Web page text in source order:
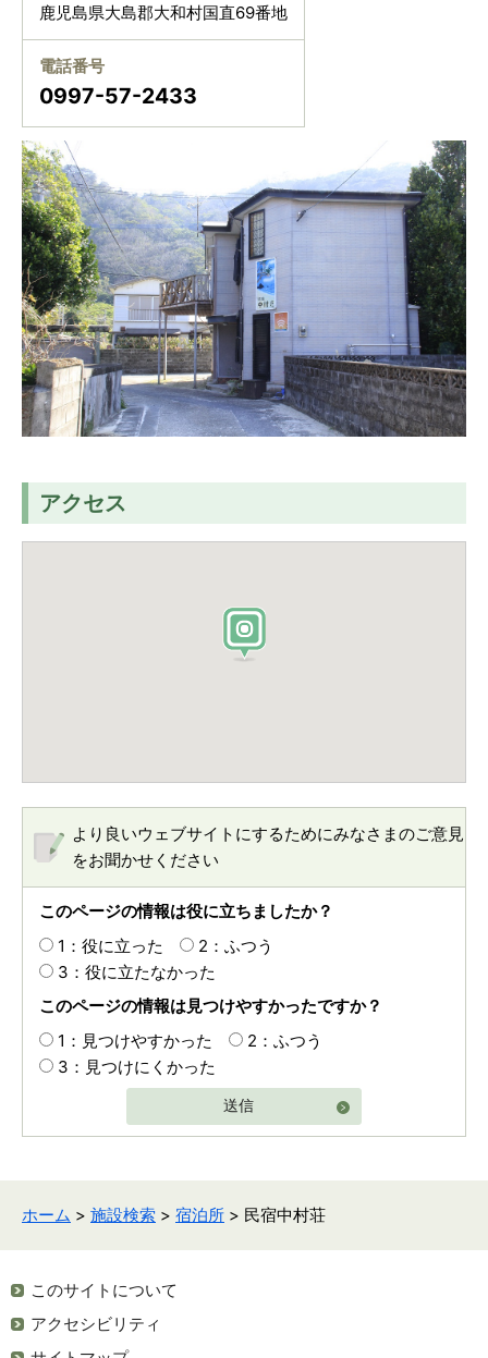
鹿児島県大島郡大和村国直69番地
電話番号
0997-57-2433
アクセス
より良いウェブサイトにするためにみなさまのご意見
をお聞かせください
このページの情報は役に立ちましたか？
1：役に立った
2：ふつう
3：役に立たなかった
このページの情報は見つけやすかったですか？
1：見つけやすかった
2：ふつう
3：見つけにくかった
送信
ホーム > 施設検索 > 宿泊所 > 民宿中村荘
このサイトについて
アクセシビリティ